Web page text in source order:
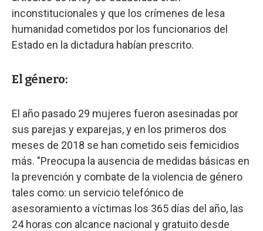
inconstitucionales y que los crímenes de lesa
humanidad cometidos por los funcionarios del
Estado en la dictadura habían prescrito.
El género:
El año pasado 29 mujeres fueron asesinadas por
sus parejas y exparejas, y en los primeros dos
meses de 2018 se han cometido seis femicidios
más. "Preocupa la ausencia de medidas básicas en
la prevención y combate de la violencia de género
tales como: un servicio telefónico de
asesoramiento a víctimas los 365 días del año, las
24 horas con alcance nacional y gratuito desde